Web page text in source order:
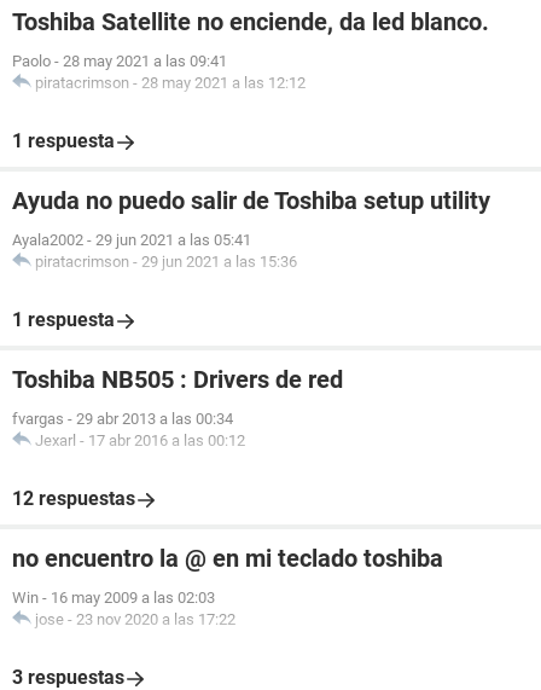
Toshiba Satellite no enciende, da led blanco.
Paolo - 28 may 2021 a las 09:41
piratacrimson - 28 may 2021 a las 12:12
1 respuesta
Ayuda no puedo salir de Toshiba setup utility
Ayala2002 - 29 jun 2021 a las 05:41
piratacrimson - 29 jun 2021 a las 15:36
1 respuesta
Toshiba NB505 : Drivers de red
fvargas - 29 abr 2013 a las 00:34
Jexarl - 17 abr 2016 a las 00:12
12 respuestas
no encuentro la @ en mi teclado toshiba
Win - 16 may 2009 a las 02:03
jose - 23 nov 2020 a las 17:22
3 respuestas